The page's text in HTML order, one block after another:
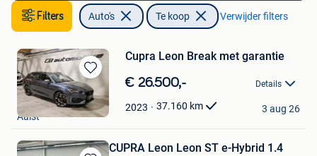
Filters Auto's Te koop Verwijder filters
Bewaren
in
Mijn
Favorieten
Cupra Leon Break met garantie
€ 26.500,- Details
2023 37.160 km
CB Automotive Aalst
Aalst
3 aug 26
CUPRA Leon Leon ST e-Hybrid 1.4